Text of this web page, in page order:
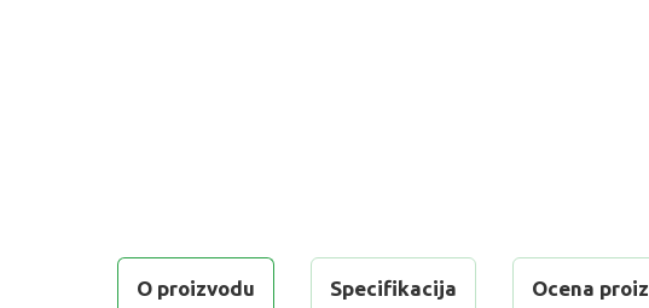
O proizvodu Specifikacija Ocena